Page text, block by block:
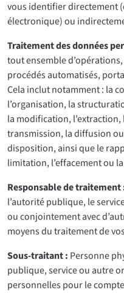
vous identifier directement
électronique) ou
Traitement des données
tout ensemble
procédés automatisés,
Cela inclut notamment : la
l’organisation, la
la modification,
transmission, la diffusion
disposition, ainsi que le
limitation, l’effacement ou
Responsable de traitement
l’autorité publique, le
ou conjointement avec
moyens du traitement de
Sous-traitant : Personne
publique, service ou autre
personnelles pour le